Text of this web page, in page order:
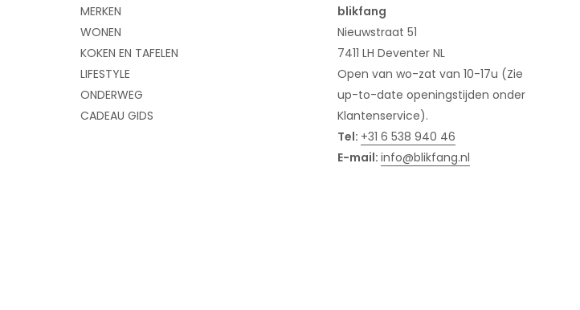
MERKEN
WONEN
KOKEN EN TAFELEN
LIFESTYLE
ONDERWEG
CADEAU GIDS
blikfang
Nieuwstraat 51
7411 LH Deventer NL
Open van wo-zat van 10-17u (Zie
up-to-date openingstijden onder
Klantenservice).
Tel: +31 6 538 940 46
E-mail: info@blikfang.nl